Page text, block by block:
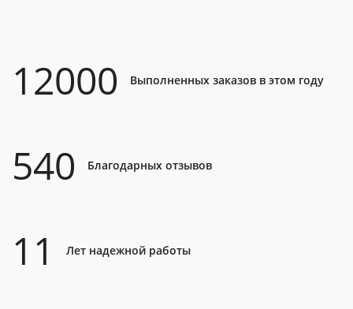
12000 Выполненных заказов в этом году
540 Благодарных отзывов
11 Лет надежной работы